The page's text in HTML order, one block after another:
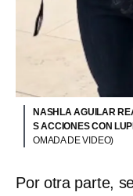
NASHLA AGUILAR
S ACCIONES CON
OMADA DE VIDEO)
Por otra parte,